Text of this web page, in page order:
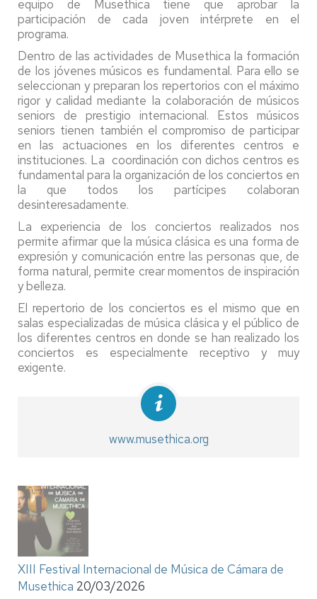
equipo de Musethica tiene que aprobar la
participación de cada joven intérprete en el
programa.
Dentro de las actividades de Musethica la formación
de los jóvenes músicos es fundamental. Para ello se
seleccionan y preparan los repertorios con el máximo
rigor y calidad mediante la colaboración de músicos
seniors de prestigio internacional. Estos músicos
seniors tienen también el compromiso de participar
en las actuaciones en los diferentes centros e
instituciones. La coordinación con dichos centros es
fundamental para la organización de los conciertos en
la que todos los partícipes colaboran
desinteresadamente.
La experiencia de los conciertos realizados nos
permite afirmar que la música clásica es una forma de
expresión y comunicación entre las personas que, de
forma natural, permite crear momentos de inspiración
y belleza.
El repertorio de los conciertos es el mismo que en
salas especializadas de música clásica y el público de
los diferentes centros en donde se han realizado los
conciertos es especialmente receptivo y muy
exigente.
www.musethica.org
XIII Festival Internacional de Música de Cámara de
Musethica 20/03/2026